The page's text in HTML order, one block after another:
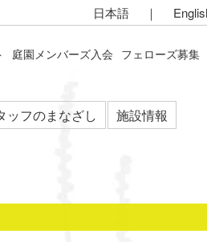
日本語 ｜
庭園メンバーズ入会 フェローズ募集
ッフのまなざし 施設情報